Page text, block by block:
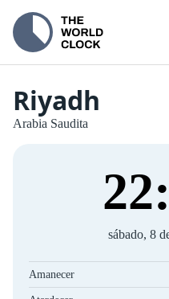
Riyadh
Arabia Saudita
22:
sábado, 8
Amanecer